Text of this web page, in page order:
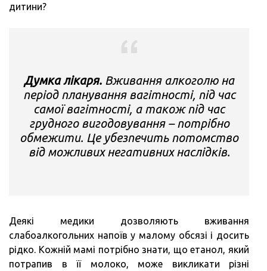
дитини?
Думка лікаря. Вживання алкоголю на
період планування вагітності, під час
самої вагітності, а також під час
грудного вигодовування – потрібно
обмежити. Це убезпечить потомство
від можливих негативних наслідків.
Деякі медики дозволяють вживання
слабоалкогольних напоїв у малому обсязі і досить
рідко. Кожній мамі потрібно знати, що етанол, який
потрапив в її молоко, може викликати різні